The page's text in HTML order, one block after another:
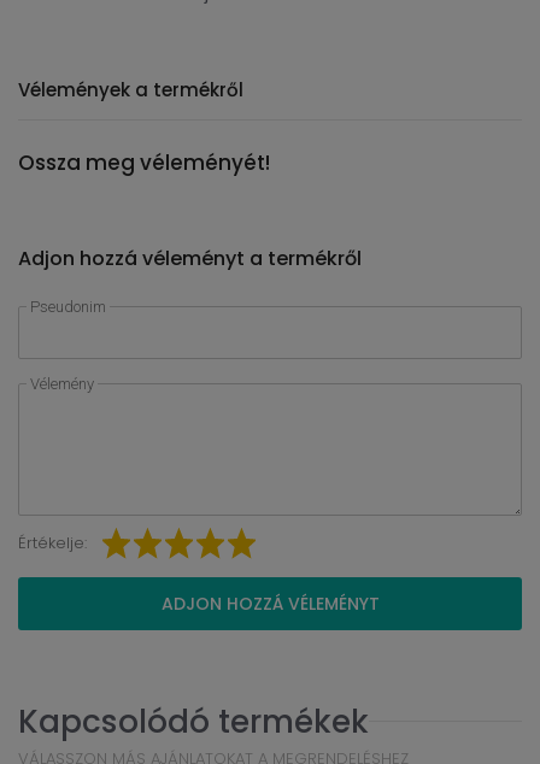
Vélemények a termékről
Ossza meg véleményét!
Adjon hozzá véleményt a termékről
Pseudonim
Vélemény
Értékelje:
ADJON HOZZÁ VÉLEMÉNYT
Kapcsolódó termékek
VÁLASSZON MÁS AJÁNLATOKAT A MEGRENDELÉSHEZ